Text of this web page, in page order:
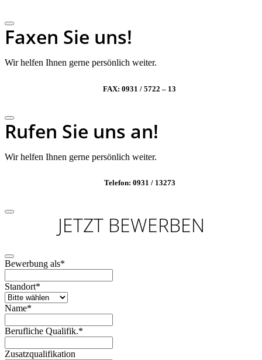
Faxen Sie uns!
Wir helfen Ihnen gerne persönlich weiter.
FAX: 0931 / 5722 – 13
Rufen Sie uns an!
Wir helfen Ihnen gerne persönlich weiter.
Telefon: 0931 / 13273
JETZT BEWERBEN
Bewerbung als*
Standort*
Name*
Berufliche Qualifik.*
Zusatzqualifikation